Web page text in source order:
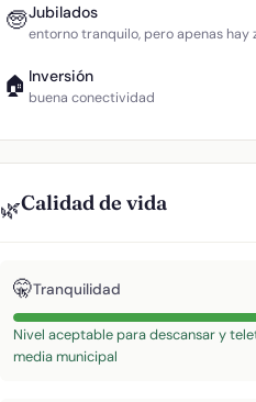
🧓Jubilados
entorno tranquilo, pero apenas hay
🏠 Inversión
buena conectividad
🌿Calidad de vida
🤫Tranquilidad
Nivel aceptable para descansar y
media municipal